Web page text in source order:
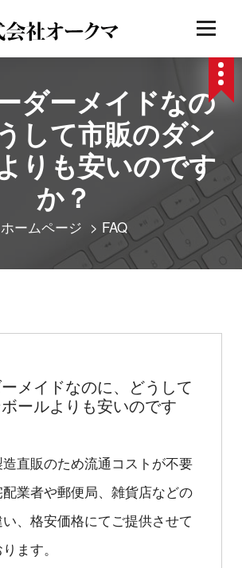
ダーメイドなの
して市販のダン
りも安いのです
か？
ホームページ > FAQ
メイドなのに、どうして
ールよりも安いのです
直販のため流通コストが不要
業者や郵便局、雑貨店などの
、格安価格にてご提供させて
ます。